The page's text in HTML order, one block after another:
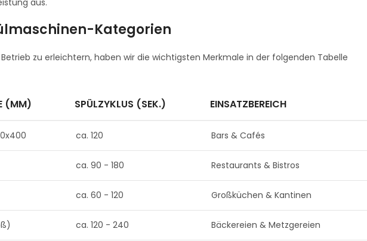
aus.
Kategorien
zu erleichtern, haben wir die wichtigsten Merkmale in der folgenden Tabelle
(MM) SPÜLZYKLUS (SEK.) EINSATZBEREICH
ca. 120 Bars & Cafés
ca. 90 - 180 Restaurants & Bistros
ca. 60 - 120 Großküchen & Kantinen
ca. 120 - 240 Bäckereien & Metzgereien